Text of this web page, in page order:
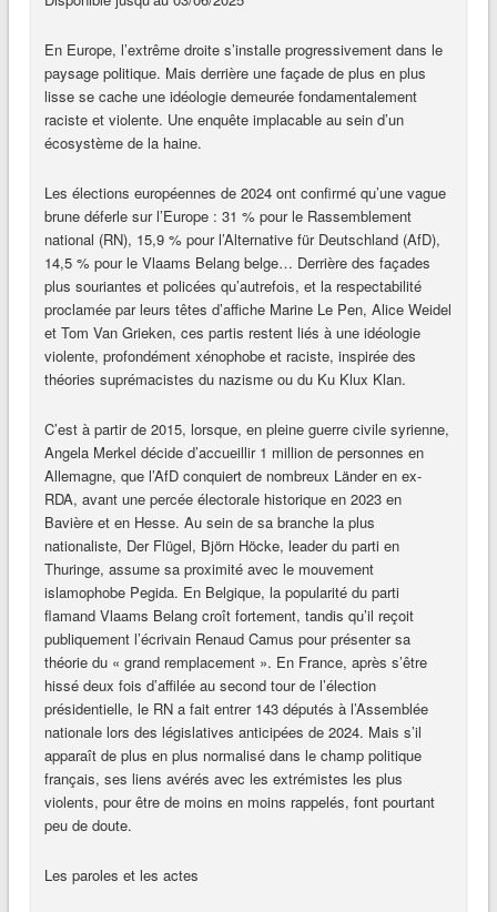
En Europe, l’extrême droite s’installe progressivement dans le
paysage politique. Mais derrière une façade de plus en plus
lisse se cache une idéologie demeurée fondamentalement
raciste et violente. Une enquête implacable au sein d’un
écosystème de la haine.
Les élections européennes de 2024 ont confirmé qu’une vague
brune déferle sur l’Europe : 31 % pour le Rassemblement
national (RN), 15,9 % pour l’Alternative für Deutschland (AfD),
14,5 % pour le Vlaams Belang belge… Derrière des façades
plus souriantes et policées qu’autrefois, et la respectabilité
proclamée par leurs têtes d’affiche Marine Le Pen, Alice Weidel
et Tom Van Grieken, ces partis restent liés à une idéologie
violente, profondément xénophobe et raciste, inspirée des
théories suprémacistes du nazisme ou du Ku Klux Klan.
C’est à partir de 2015, lorsque, en pleine guerre civile syrienne,
Angela Merkel décide d’accueillir 1 million de personnes en
Allemagne, que l’AfD conquiert de nombreux Länder en ex-
RDA, avant une percée électorale historique en 2023 en
Bavière et en Hesse. Au sein de sa branche la plus
nationaliste, Der Flügel, Björn Höcke, leader du parti en
Thuringe, assume sa proximité avec le mouvement
islamophobe Pegida. En Belgique, la popularité du parti
flamand Vlaams Belang croît fortement, tandis qu’il reçoit
publiquement l’écrivain Renaud Camus pour présenter sa
théorie du « grand remplacement ». En France, après s’être
hissé deux fois d’affilée au second tour de l’élection
présidentielle, le RN a fait entrer 143 députés à l’Assemblée
nationale lors des législatives anticipées de 2024. Mais s’il
apparaît de plus en plus normalisé dans le champ politique
français, ses liens avérés avec les extrémistes les plus
violents, pour être de moins en moins rappelés, font pourtant
peu de doute.
Les paroles et les actes